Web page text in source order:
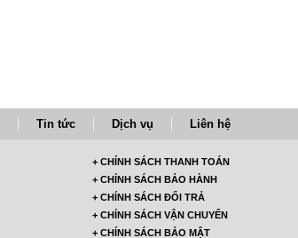
Tin tức Dịch vụ Liên hệ
+ CHÍNH SÁCH THANH TOÁN
+ CHÍNH SÁCH BẢO HÀNH
+ CHÍNH SÁCH ĐỔI TRẢ
+ CHÍNH SÁCH VẬN CHUYỂN
+ CHÍNH SÁCH BẢO MẬT